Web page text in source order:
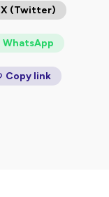
X (Twitter)
WhatsApp
Copy link